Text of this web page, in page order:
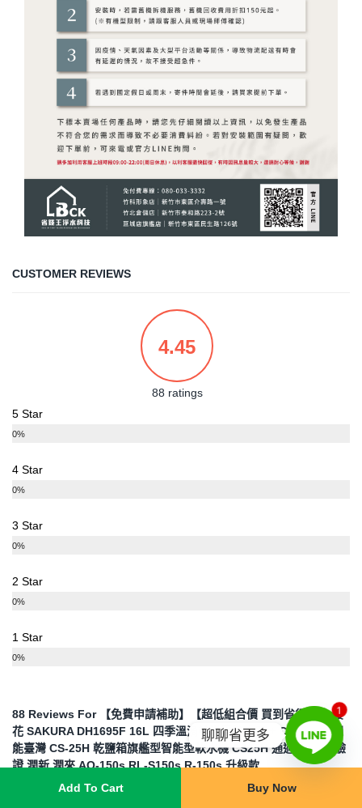
Add To Cart Buy Now
CUSTOMER REVIEWS
4.45
88 ratings
5 Star
0%
4 Star
0%
3 Star
0%
2 Star
0%
1 Star
0%
88 Reviews For
【免費申請補助】【超低組合價 買到省很大】 櫻
花 SAKURA DH1695F 16L 四季溫渦輪增壓熱水器 + Canature 開
能臺灣 CS-25H 乾鹽箱旗艦型智能型軟水機 CS25H 通過國際7項驗
證 潤新 潤來 AQ-150s RL-S150s R-150s 升級款
1
聊聊省更多